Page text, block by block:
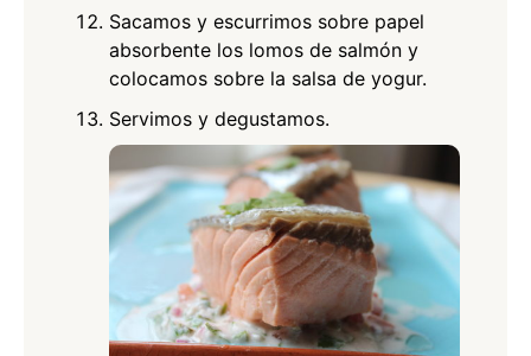
Sacamos y escurrimos sobre papel
absorbente los lomos de salmón y
colocamos sobre la salsa de yogur.
Servimos y degustamos.